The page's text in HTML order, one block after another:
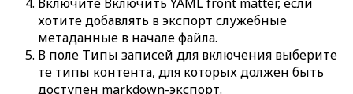
хотите добавлять в экспорт служебные
метаданные в начале файла.
В поле Типы записей для включения выберите
те типы контента, для которых должен быть
доступен markdown-экспорт.